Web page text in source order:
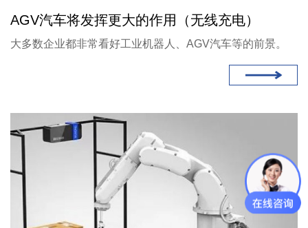
AGV汽车将发挥更大的作用（无线充电）
大多数企业都非常看好工业机器人、AGV汽车等的前景。